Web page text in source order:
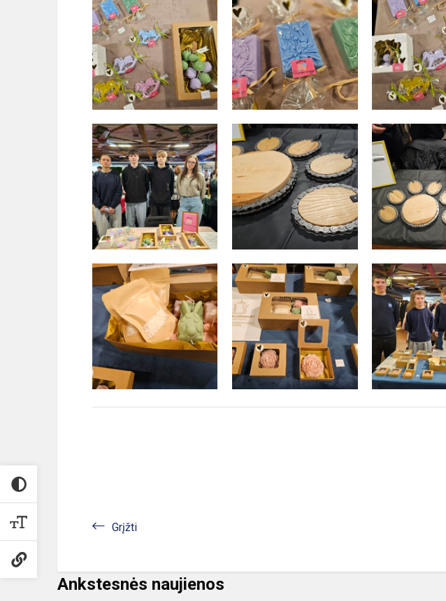
Grįžti
Ankstesnės naujienos